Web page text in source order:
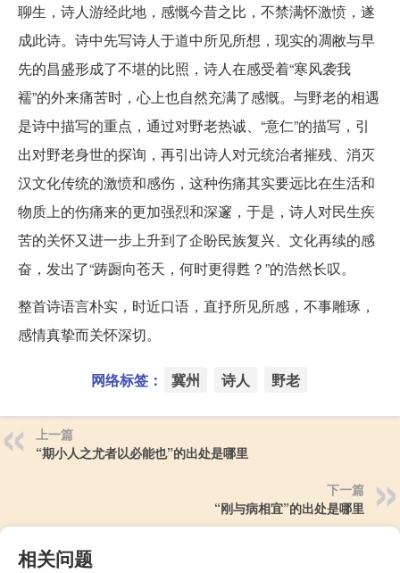
聊生，诗人游经此地，感慨今昔之比，不禁满怀激愤，遂
成此诗。诗中先写诗人于道中所见所想，现实的凋敝与早
先的昌盛形成了不堪的比照，诗人在感受着“寒风袭我
襦”的外来痛苦时，心上也自然充满了感慨。与野老的相遇
是诗中描写的重点，通过对野老热诚、“意仁”的描写，引
出对野老身世的探询，再引出诗人对元统治者摧残、消灭
汉文化传统的激愤和感伤，这种伤痛其实要远比在生活和
物质上的伤痛来的更加强烈和深邃，于是，诗人对民生疾
苦的关怀又进一步上升到了企盼民族复兴、文化再续的感
奋，发出了“踌蹰向苍天，何时更得甦？”的浩然长叹。
整首诗语言朴实，时近口语，直抒所见所感，不事雕琢，
感情真挚而关怀深切。
网络标签： 冀州 诗人 野老
上一篇
“期小人之尤者以必能也”的出处是哪里
下一篇
“刚与病相宜”的出处是哪里
相关问题